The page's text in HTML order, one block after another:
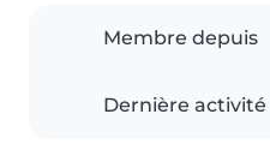
Membre depuis
Dernière activité